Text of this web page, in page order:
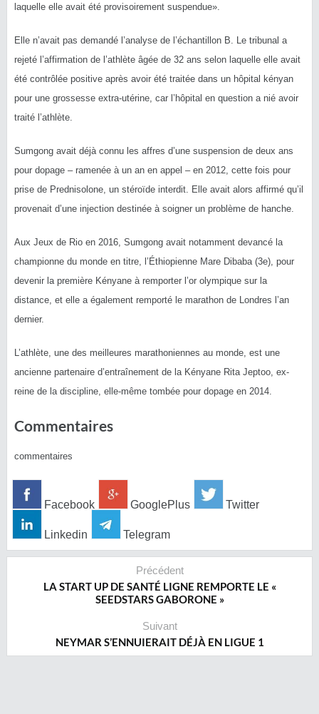
laquelle elle avait été provisoirement suspendue».
Elle n’avait pas demandé l’analyse de l’échantillon B. Le tribunal a
rejeté l’affirmation de l’athlète âgée de 32 ans selon laquelle elle avait
été contrôlée positive après avoir été traitée dans un hôpital kényan
pour une grossesse extra-utérine, car l’hôpital en question a nié avoir
traité l’athlète.
Sumgong avait déjà connu les affres d’une suspension de deux ans
pour dopage – ramenée à un an en appel – en 2012, cette fois pour
prise de Prednisolone, un stéroïde interdit. Elle avait alors affirmé qu’il
provenait d’une injection destinée à soigner un problème de hanche.
Aux Jeux de Rio en 2016, Sumgong avait notamment devancé la
championne du monde en titre, l’Éthiopienne Mare Dibaba (3e), pour
devenir la première Kényane à remporter l’or olympique sur la
distance, et elle a également remporté le marathon de Londres l’an
dernier.
L’athlète, une des meilleures marathoniennes au monde, est une
ancienne partenaire d’entraînement de la Kényane Rita Jeptoo, ex-
reine de la discipline, elle-même tombée pour dopage en 2014.
Commentaires
commentaires
Facebook GooglePlus Twitter
Linkedin Telegram
Précédent
LA START UP DE SANTÉ LIGNE REMPORTE LE «
SEEDSTARS GABORONE »
Suivant
NEYMAR S’ENNUIERAIT DÉJÀ EN LIGUE 1